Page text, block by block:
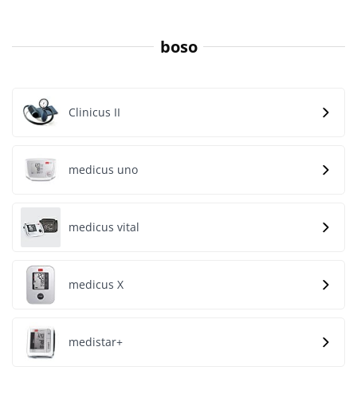
boso
Clinicus II
medicus uno
medicus vital
medicus X
medistar+